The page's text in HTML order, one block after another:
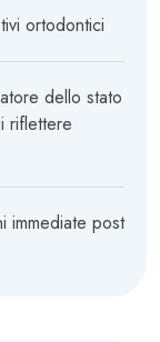
ortodontici
dello stato
riflettere
immediate post